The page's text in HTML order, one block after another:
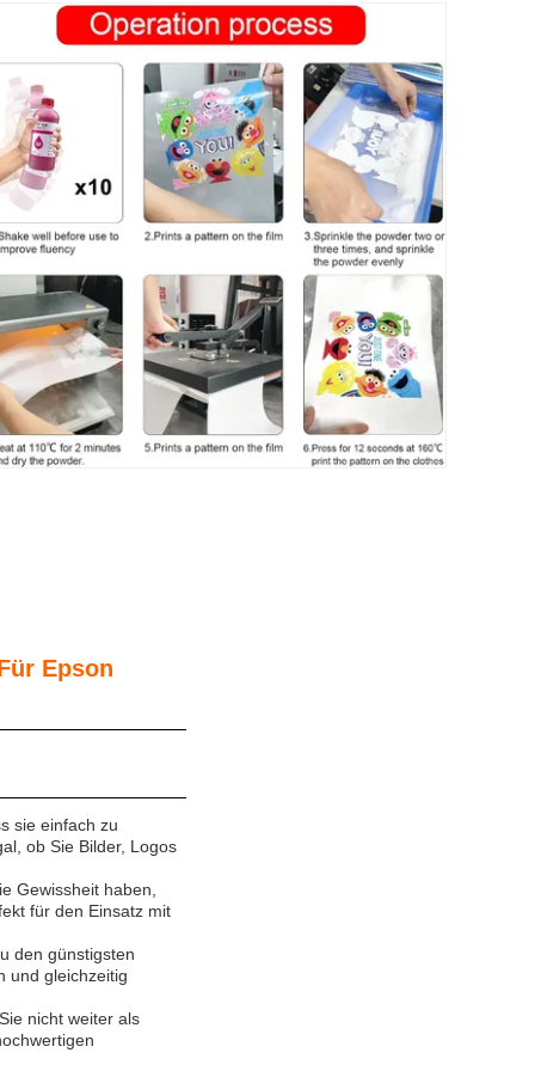
Epson
sie einfach zu
ob Sie Bilder, Logos
Gewissheit haben,
für den Einsatz mit
den günstigsten
und gleichzeitig
nicht weiter als